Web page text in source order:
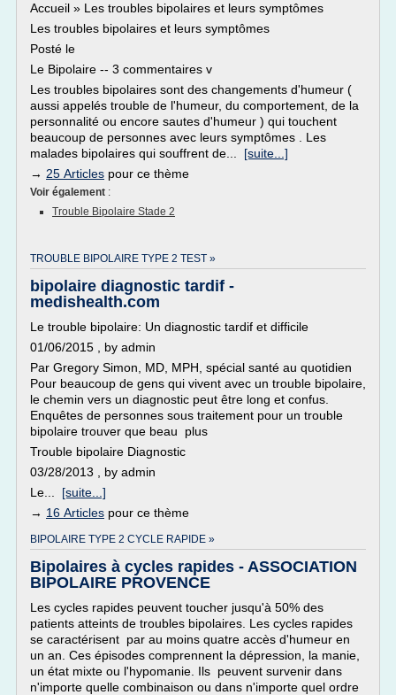
Accueil » Les troubles bipolaires et leurs symptômes
Les troubles bipolaires et leurs symptômes
Posté le
Le Bipolaire -- 3 commentaires v
Les troubles bipolaires sont des changements d'humeur (
aussi appelés trouble de l'humeur, du comportement, de la
personnalité ou encore sautes d'humeur ) qui touchent
beaucoup de personnes avec leurs symptômes . Les
malades bipolaires qui souffrent de... [suite...]
→ 25 Articles pour ce thème
Voir également :
Trouble Bipolaire Stade 2
TROUBLE BIPOLAIRE TYPE 2 TEST »
bipolaire diagnostic tardif -
medishealth.com
Le trouble bipolaire: Un diagnostic tardif et difficile
01/06/2015 , by admin
Par Gregory Simon, MD, MPH, spécial santé au quotidien
Pour beaucoup de gens qui vivent avec un trouble bipolaire,
le chemin vers un diagnostic peut être long et confus.
Enquêtes de personnes sous traitement pour un trouble
bipolaire trouver que beau plus
Trouble bipolaire Diagnostic
03/28/2013 , by admin
Le... [suite...]
→ 16 Articles pour ce thème
BIPOLAIRE TYPE 2 CYCLE RAPIDE »
Bipolaires à cycles rapides - ASSOCIATION
BIPOLAIRE PROVENCE
Les cycles rapides peuvent toucher jusqu'à 50% des
patients atteints de troubles bipolaires. Les cycles rapides
se caractérisent par au moins quatre accès d'humeur en
un an. Ces épisodes comprennent la dépression, la manie,
un état mixte ou l'hypomanie. Ils peuvent survenir dans
n'importe quelle combinaison ou dans n'importe quel ordre